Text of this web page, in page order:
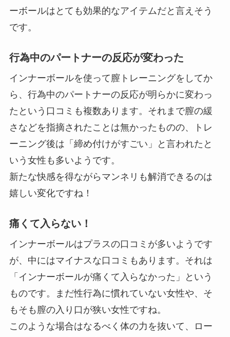
ーボールはとても効果的なアイテムだと言えそう
です。
行為中のパートナーの反応が変わった
インナーボールを使って膣トレーニングをしてか
ら、行為中のパートナーの反応が明らかに変わっ
たという口コミも複数あります。それまで膣の緩
さなどを指摘されたことは無かったものの、トレ
ーニング後は「締め付けがすごい」と言われたと
いう女性も多いようです。
新たな快感を得ながらマンネリも解消できるのは
嬉しい変化ですね！
痛くて入らない！
インナーボールはプラスの口コミが多いようです
が、中にはマイナスな口コミもあります。それは
「インナーボールが痛くて入らなかった」という
ものです。まだ性行為に慣れていない女性や、そ
もそも膣の入り口が狭い女性ですね。
このような場合はなるべく体の力を抜いて、ロー